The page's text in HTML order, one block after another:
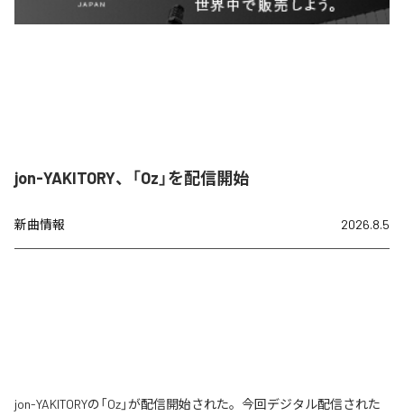
jon-YAKITORY、「Oz」を配信開始
新曲情報 2026.8.5
jon-YAKITORYの「Oz」が配信開始された。今回デジタル配信された